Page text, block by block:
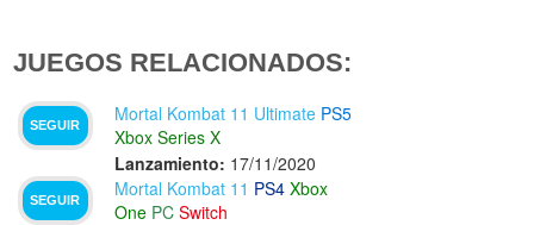
JUEGOS RELACIONADOS:
SEGUIR
Mortal Kombat 11 Ultimate PS5
Xbox Series X
Lanzamiento: 17/11/2020
SEGUIR
Mortal Kombat 11 PS4 Xbox
One PC Switch